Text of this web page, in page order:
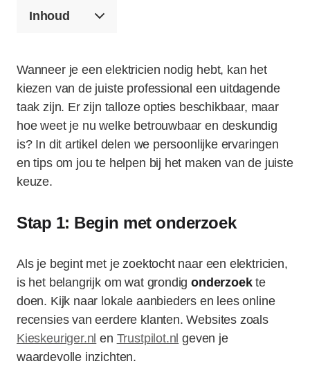
Inhoud
Wanneer je een elektricien nodig hebt, kan het
kiezen van de juiste professional een uitdagende
taak zijn. Er zijn talloze opties beschikbaar, maar
hoe weet je nu welke betrouwbaar en deskundig
is? In dit artikel delen we persoonlijke ervaringen
en tips om jou te helpen bij het maken van de juiste
keuze.
Stap 1: Begin met onderzoek
Als je begint met je zoektocht naar een elektricien,
is het belangrijk om wat grondigonderzoekte
doen. Kijk naar lokale aanbieders en lees online
recensies van eerdere klanten. Websites zoals
Kieskeuriger.nl en Trustpilot.nl geven je
waardevolle inzichten.